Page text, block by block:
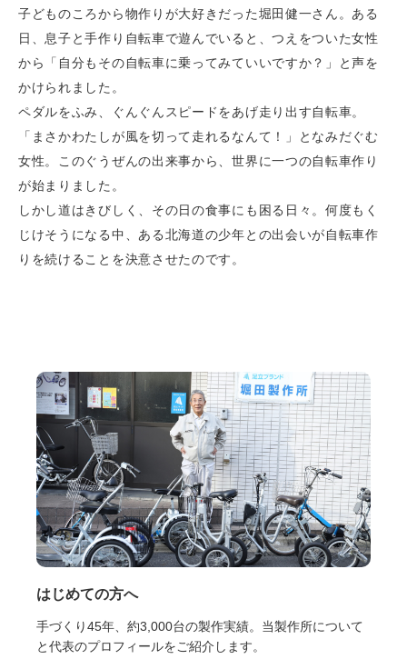
子どものころから物作りが大好きだった堀田健一さん。ある
日、息子と手作り自転車で遊んでいると、つえをついた女性
から「自分もその自転車に乗ってみていいですか？」と声を
かけられました。
ペダルをふみ、ぐんぐんスピードをあげ走り出す自転車。
「まさかわたしが風を切って走れるなんて！」となみだぐむ
女性。このぐうぜんの出来事から、世界に一つの自転車作り
が始まりました。
しかし道はきびしく、その日の食事にも困る日々。何度もく
じけそうになる中、ある北海道の少年との出会いが自転車作
りを続けることを決意させたのです。
はじめての方へ
手づくり45年、約3,000台の製作実績。当製作所について
と代表のプロフィールをご紹介します。